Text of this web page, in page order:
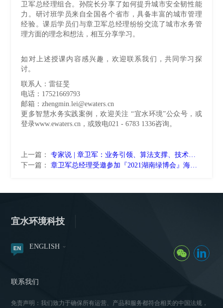
卫军总经理组合。孙院长分享了如何提升城市安全韧性能
力。研讨班学员来自全国各个省市，具备丰富的城市管理
经验。课后学员们与章卫军总经理纷纷交流了城市水务管
理方面的理念和想法，相互分享学习。
如对上述授课内容感兴趣，欢迎联系我们，共同学习探
讨。
联系人：雷征旻
电话：17521669793
邮箱：zhengmin.lei@ewaters.cn
更多智慧水务实践案例，欢迎关注 “宜水环境”公众号，或
登录www.ewaters.cn，或致电021 - 6783 1336咨询。
上一篇：
专家说 | 章卫军：业务引领、算法支撑、技术集成是真正实现智慧水务的秘诀
下一篇：
章卫军总经理受邀参加『2021湖南绿博会』海绵高峰论坛并作交流发言
宜水环境科技
ENGLISH
联系我们
免责声明：我们致力于确保所有运营、产品和服务都符合相关的中国法规，